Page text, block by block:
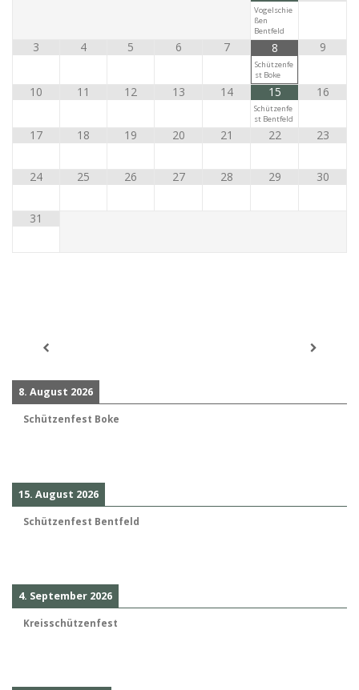
Vogelschie
ßen
Bentfeld
3 4 5 6 7 8
Schützenfe
st Boke
9
10 11 12 13 14 15
Schützenfe
st Bentfeld
16
17 18 19 20 21 22 23
24 25 26 27 28 29 30
31
8. August 2026
Schützenfest Boke
15. August 2026
Schützenfest Bentfeld
4. September 2026
Kreisschützenfest